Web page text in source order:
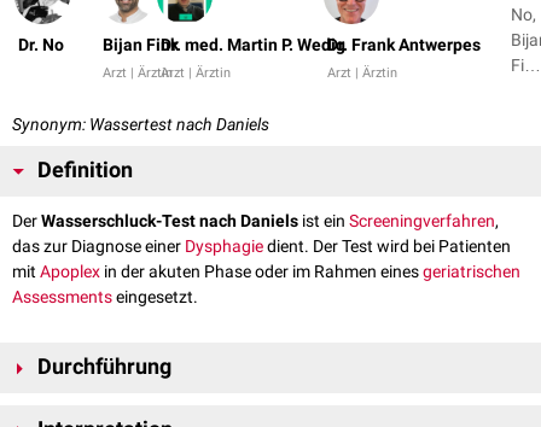
Dr. No Bijan Fink
Arzt | Ärztin
Dr. med. Martin P. Wedig
Arzt | Ärztin
Dr. Frank Antwerpes
Arzt | Ärztin
No,
Fink
Synonym: Wassertest nach Daniels
Definition
DerWasserschluck-Test nach Daniels ist ein Screeningverfahren,
das zur Diagnose einer Dysphagiedient. Der Test wird bei Patienten
mitApoplex in der akuten Phase oder im Rahmen einesgeriatrischen
Assessmentseingesetzt.
Durchführung